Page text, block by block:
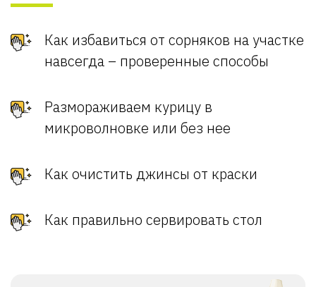
Как избавиться от сорняков на участке
навсегда – проверенные способы
Размораживаем курицу в
микроволновке или без нее
Как очистить джинсы от краски
Как правильно сервировать стол